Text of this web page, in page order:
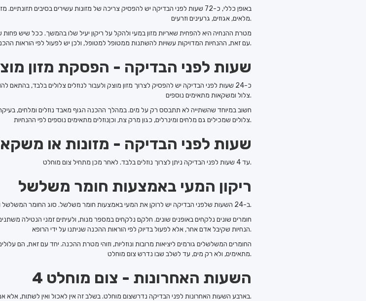
באופן כללי, כ-72 שעות לפני הבדיקה יש להפסיק צריכה של מזונות עשירים בסיבים
מלאים, אגוזים, גרעינים וזרעים.
מטרת ההנחיה היא להפחית שאריות מזון במעי ולהקל על ריקון יעיל שלו בהמשך. ככל שיש פחות
עם זאת, ההנחיות המדויקות עשויות להשתנות ממטופל למטופל, ולכן יש לפעול לפי הוראות ההכנה שניתנו על ידי הרופא המטפל.
24 שעות לפני הבדיקה - הפסקת מזון
כ-24 שעות לפני הבדיקה יש להפסיק לצרוך מזון מוצק ולעבור לנוזלים צלולים בלבד, בהתאם
צלול ומשקאות מתאימים נוספים.
חשוב במיוחד שהשתייה לא תתבסס רק על מים. במהלך ההכנה הגוף מאבד נוזלים ומלחים,
צלולים שמכילים גם מלחים ומינרלים, כגון מרק צח, וכןנוזלים מתאימים נוספים לפי ההנחיות.
4 שעות לפני הבדיקה - מזונות או
עד 4 שעות לפני הבדיקה ניתן לצרוך נוזלים בלבד. לאחר מכן מתחיל צום מוחלט.
ריקון המעי באמצעות חומר משלשל
ב-24 השעות שלפני הבדיקה יש לרוקן את המעי באמצעות חומר משלשל. סוג החומר המשלשל ואופן נטילתו נקבעים על ידי הרופא בהתאם למצב הרפואי של המטופל.
חומרים שונים נלקחים באופנים שונים. חלקם נלקחים במספר מנות, ולעיתים זמני הנטילה
הנחיות שקיבל אדם אחר, אלא לפעול בדיוק לפי הוראות ההכנה שניתנו על ידי הרופא.
החומרים המשלשלים גורמים ליציאות מרובות ונוזליות, וזוהי מטרת ההכנה. יחד עם זאת, הם
מתאימים, ולא רק מים, עד לשלב שבו נדרש צום מוחלט.
4 השעות האחרונות - צום מוחלט
בארבע השעות האחרונות לפני הבדיקה נדרשצום מוחלט. בשלב זה אין לאכול ואין לשתות, אלא אם ניתנה הנחיה רפואית מפורשת אחרת.